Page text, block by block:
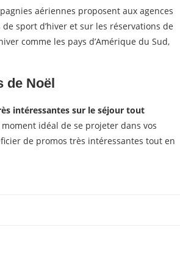
aériennes proposent aux agences
sport d’hiver et sur les réservations de
comme les pays d’Amérique du Sud,
de Noël
intéressantes sur le séjour tout
idéal de se projeter dans vos
de promos très intéressantes tout en